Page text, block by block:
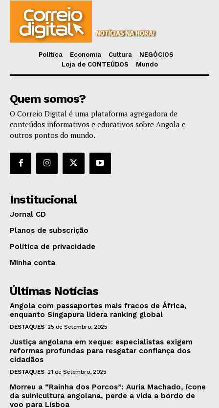
Política Economia Cultura
NEGÓCIOS
Loja de CONTEÚDOS
Mundo
Quem somos?
O Correio Digital é uma plataforma agregadora de
conteúdos informativos e educativos sobre Angola e
outros pontos do mundo.
Institucional
Jornal CD
Planos de subscrição
Política de privacidade
Minha conta
Últimas Notícias
Angola com passaportes mais fracos de África,
enquanto Singapura lidera ranking global
DESTAQUES 25 de Setembro, 2025
Justiça angolana em xeque: especialistas exigem
reformas profundas para resgatar confiança dos
cidadãos
DESTAQUES 21 de Setembro, 2025
Morreu a “Rainha dos Porcos”: Auria Machado, ícone
da suinicultura angolana, perde a vida a bordo de
voo para Lisboa